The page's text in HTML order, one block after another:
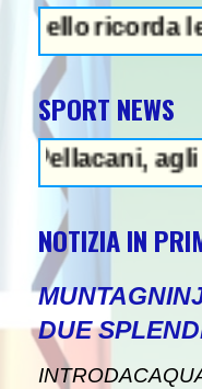
le vittime
SPORT NEWS
agli Europei
NOTIZIA IN
DUE
-